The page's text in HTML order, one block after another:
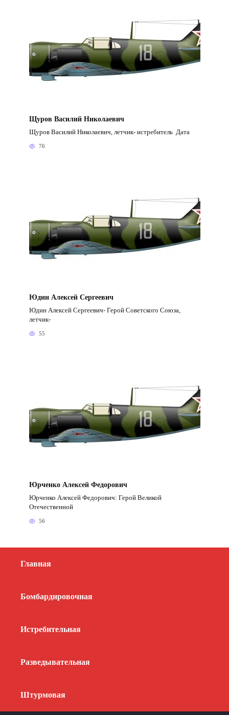
Щуров Василий Николаевич
Щуров Василий Николаевич, летчик- истребитель Дата
76
Юдин Алексей Сергеевич
Юдин Алексей Сергеевич- Герой Советского Союза,
летчик-
55
Юрченко Алексей Федорович
Юрченко Алексей Федорович: Герой Великой
Отечественной
56
Главная
Бомбардировочная
Истребительная
Разведывательная
Штурмовая